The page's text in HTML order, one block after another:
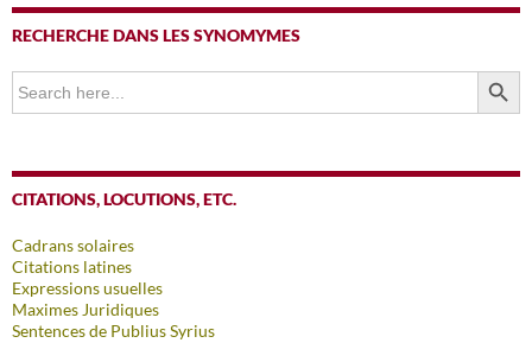
RECHERCHE DANS LES SYNOMYMES
Search
for:
SEARCH
CITATIONS, LOCUTIONS, ETC.
Cadrans solaires
Citations latines
Expressions usuelles
Maximes Juridiques
Sentences de Publius Syrius